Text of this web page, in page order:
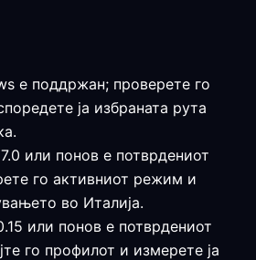
е поддржан; проверете го
ја избраната рута
или понов е потврдениот
го активниот режим и
во Италија.
или понов е потврдениот
го профилот и измерете ја